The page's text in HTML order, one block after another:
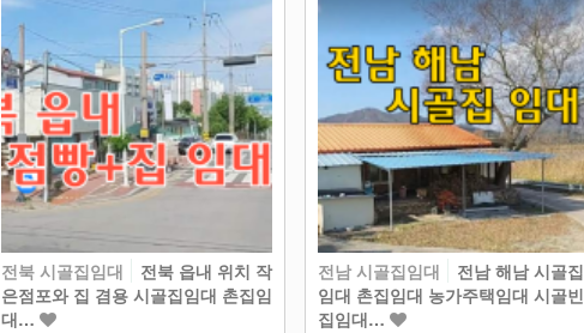
전북 시골집임대
전북 읍내 위치 작
은점포와 집 겸용 시골집임대 촌집임
대…
전남 시골집임대
전남 해남 시골집
임대 촌집임대 농가주택임대 시골빈
집임대…